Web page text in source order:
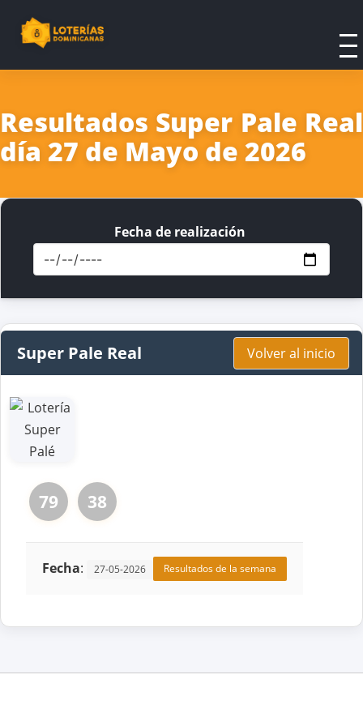
Resultados Super Pale Real
día 27 de Mayo de 2026
Fecha de realización
Super Pale Real Volver al inicio
79 38
Fecha: 27-05-2026 Resultados de la semana